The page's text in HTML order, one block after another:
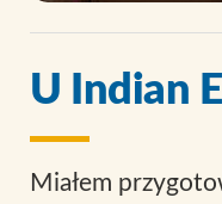
U Indian
Miałem